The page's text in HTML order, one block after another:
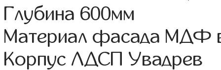
Глубина 600мм
Материал фасада МДФ
Корпус ЛДСП Увадрев